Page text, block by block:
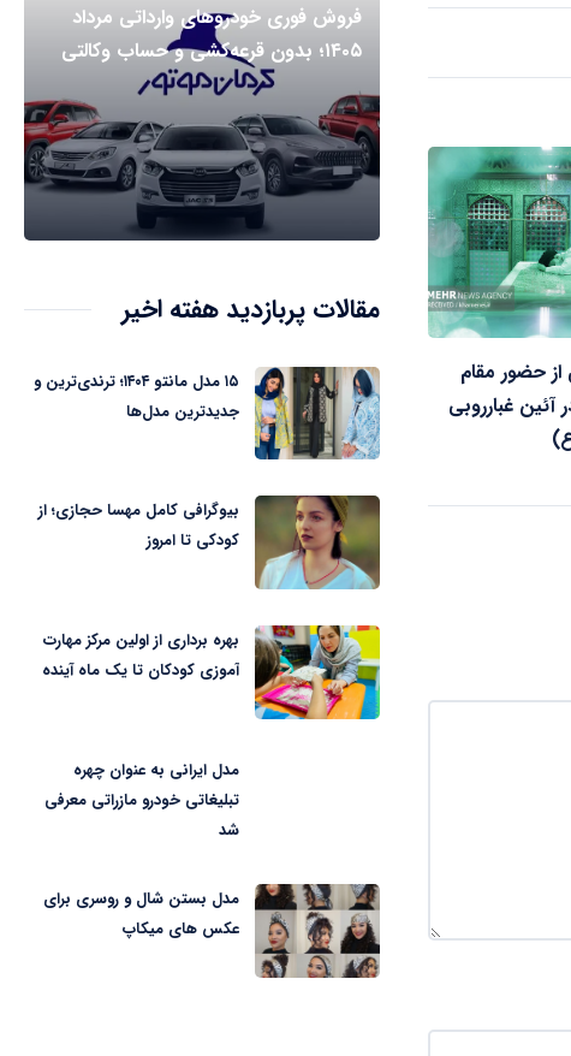
از حضور مقام
غبارروبی
فروش فوری خودروهای وارداتی مرداد
۱۴۰۵؛ بدون قرعه‌کشی و حساب وکالتی
مقالات پربازدید هفته اخیر
۱۵ مدل مانتو ۱۴۰۴؛ ترندی‌ترین و
جدیدترین مدل‌ها
بیوگرافی کامل مهسا حجازی؛ از
کودکی تا امروز
بهره برداری از اولین مرکز مهارت
آموزی کودکان تا یک ماه آینده
مدل ایرانی به عنوان چهره
تبلیغاتی خودرو مازراتی معرفی
شد
مدل بستن شال و روسری برای
عکس های میکاپ